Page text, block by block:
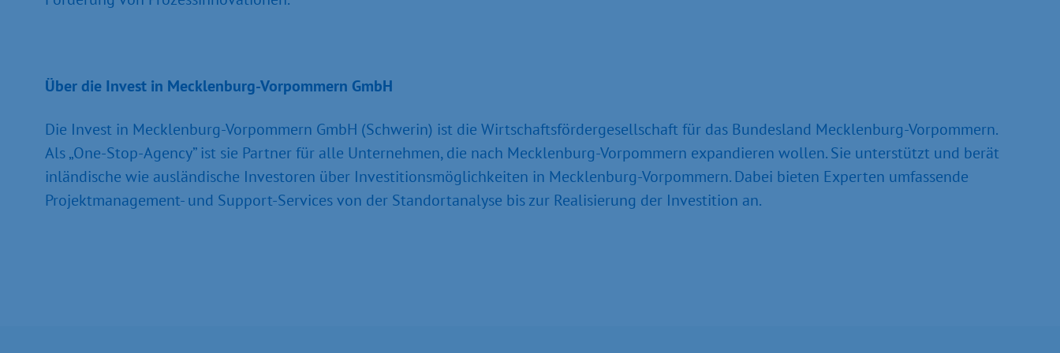
Über die Invest in Mecklenburg-Vorpommern GmbH
Die Invest in Mecklenburg-Vorpommern GmbH (Schwerin) ist die Wirtschaftsfördergesellschaft für das Bundesland Mecklenburg-Vorpommern.
Als „One-Stop-Agency” ist sie Partner für alle Unternehmen, die nach Mecklenburg-Vorpommern expandieren wollen. Sie unterstützt und berät
inländische wie ausländische Investoren über Investitionsmöglichkeiten in Mecklenburg-Vorpommern. Dabei bieten Experten umfassende
Projektmanagement- und Support-Services von der Standortanalyse bis zur Realisierung der Investition an.